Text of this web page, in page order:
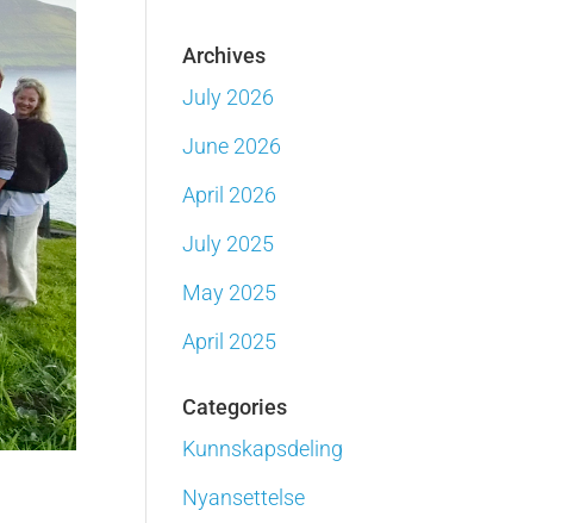
Archives
July 2026
June 2026
April 2026
July 2025
May 2025
April 2025
Categories
Kunnskapsdeling
Nyansettelse